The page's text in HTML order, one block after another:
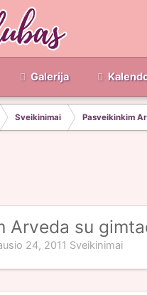
Galerija
Sveikinimai Pasveikinkim
Arveda su
24, 2011 Sveikinimai